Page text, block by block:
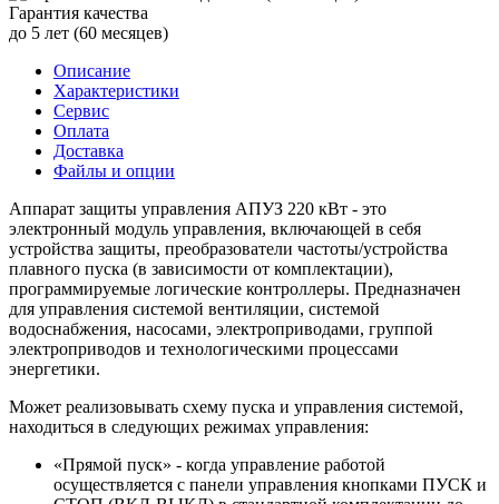
Гарантия качества
до 5 лет (60 месяцев)
Описание
Характеристики
Сервис
Оплата
Доставка
Файлы и опции
Аппарат защиты управления АПУЗ 220 кВт - это
электронный модуль управления, включающей в себя
устройства защиты, преобразователи частоты/устройства
плавного пуска (в зависимости от комплектации),
программируемые логические контроллеры. Предназначен
для управления системой вентиляции, системой
водоснабжения, насосами, электроприводами, группой
электроприводов и технологическими процессами
энергетики.
Может реализовывать схему пуска и управления системой,
находиться в следующих режимах управления:
«Прямой пуск» - когда управление работой
осуществляется с панели управления кнопками ПУСК и